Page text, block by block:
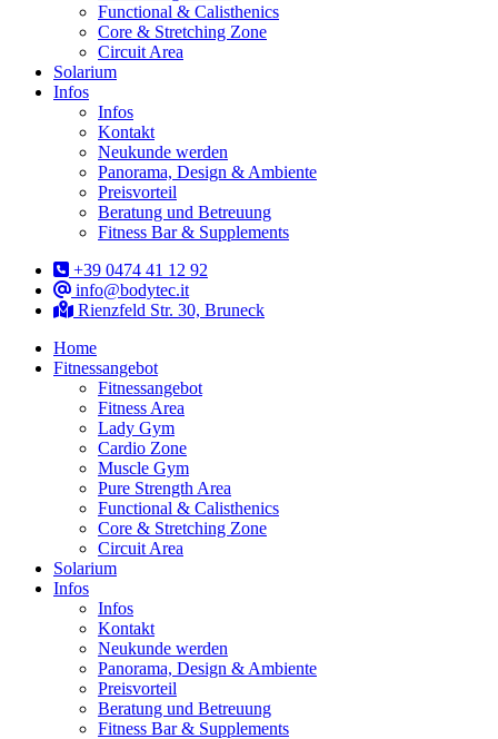
Functional & Calisthenics
Core & Stretching Zone
Circuit Area
Solarium
Infos
Infos
Kontakt
Neukunde werden
Panorama, Design & Ambiente
Preisvorteil
Beratung und Betreuung
Fitness Bar & Supplements
+39 0474 41 12 92
info@bodytec.it
Rienzfeld Str. 30, Bruneck
Home
Fitnessangebot
Fitnessangebot
Fitness Area
Lady Gym
Cardio Zone
Muscle Gym
Pure Strength Area
Functional & Calisthenics
Core & Stretching Zone
Circuit Area
Solarium
Infos
Infos
Kontakt
Neukunde werden
Panorama, Design & Ambiente
Preisvorteil
Beratung und Betreuung
Fitness Bar & Supplements